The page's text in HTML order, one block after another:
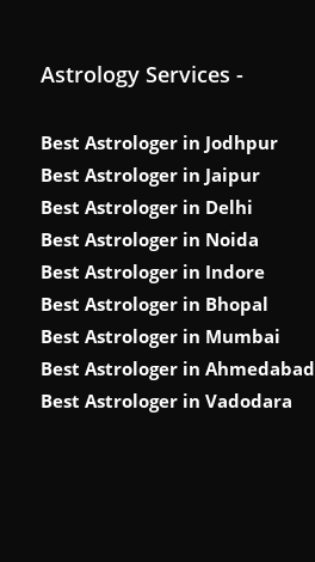
Astrology Services -
Best Astrologer in Jodhpur
Best Astrologer in Jaipur
Best Astrologer in Delhi
Best Astrologer in Noida
Best Astrologer in Indore
Best Astrologer in Bhopal
Best Astrologer in Mumbai
Best Astrologer in Ahmedabad
Best Astrologer in Vadodara